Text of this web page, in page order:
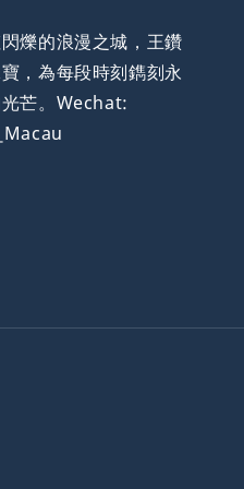
爍的浪漫之城，王鑽
，為每段時刻鐫刻永
芒。Wechat: